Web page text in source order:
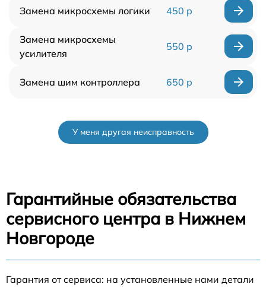
Замена микросхемы логики 450 р
Замена микросхемы
усилителя
550 р
Замена шим контроллера 650 р
У меня другая неисправность
Гарантийные обязательства
сервисного центра в Нижнем
Новгороде
Гарантия от сервиса: на установленные нами детали